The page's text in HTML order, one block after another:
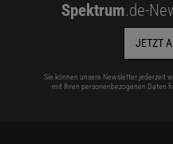
Spektrum.de-
JETZT
Sie können unsere Newsletter jederzeit
mit Ihren personenbezogenen Daten